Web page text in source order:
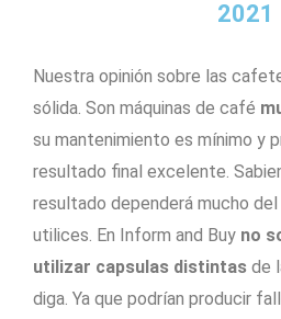
2021
Nuestra opinión sobre las
sólida. Son máquinas de café
su mantenimiento es mínimo y
resultado final excelente.
resultado dependerá mucho
utilices. En Inform and Buy no
utilizar capsulas distintas de
diga. Ya que podrían producir